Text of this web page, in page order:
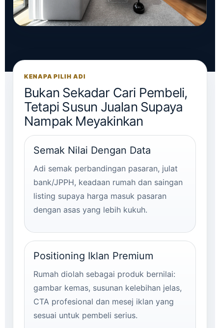
KENAPA PILIH ADI
Bukan Sekadar Cari Pembeli,
Tetapi Susun Jualan Supaya
Nampak Meyakinkan
Semak Nilai Dengan Data
Adi semak perbandingan pasaran, julat
bank/JPPH, keadaan rumah dan saingan
listing supaya harga masuk pasaran
dengan asas yang lebih kukuh.
Positioning Iklan Premium
Rumah diolah sebagai produk bernilai:
gambar kemas, susunan kelebihan jelas,
CTA profesional dan mesej iklan yang
sesuai untuk pembeli serius.